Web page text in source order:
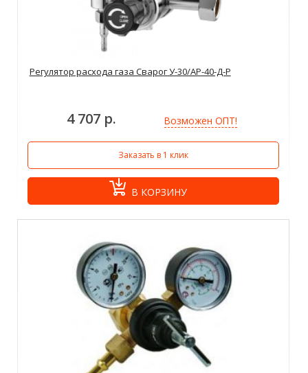
Регулятор расхода газа Сварог У-30/АР-40-Д-Р
4 707 р. Возможен ОПТ!
Заказать в 1 клик
В КОРЗИНУ